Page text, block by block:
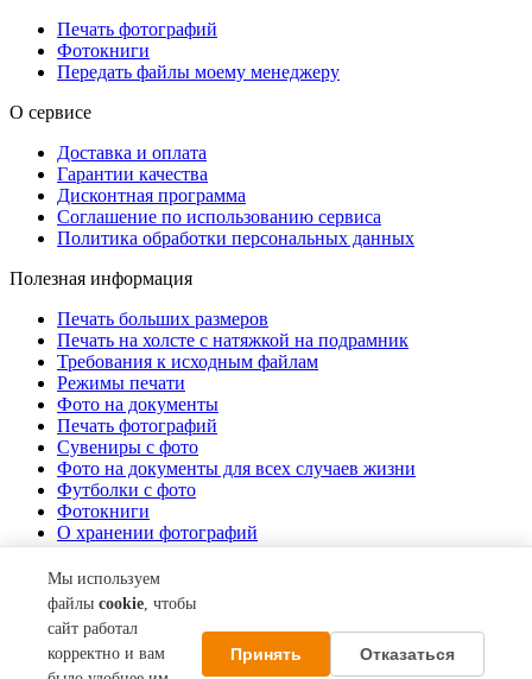
Мы используем
файлы cookie, чтобы
сайт работал
корректно и вам
Принять Отказаться
Печать фотографий
Фотокниги
Передать файлы моему менеджеру
О сервисе
Доставка и оплата
Гарантии качества
Дисконтная программа
Соглашение по использованию сервиса
Политика обработки персональных данных
Полезная информация
Печать больших размеров
Печать на холсте c натяжкой на подрамник
Требования к исходным файлам
Режимы печати
Фото на документы
Печать фотографий
Сувениры с фото
Фото на документы для всех случаев жизни
Футболки с фото
Фотокниги
О хранении фотографий
Стоимость услуг
О компании
Контакты
Акции